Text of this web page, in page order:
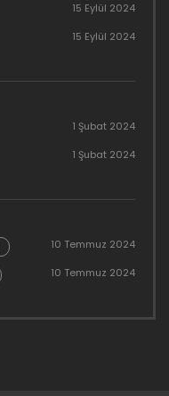
15 Eylül 2024
15 Eylül 2024
1 Şubat 2024
1 Şubat 2024
10 Temmuz 2024
10 Temmuz 2024